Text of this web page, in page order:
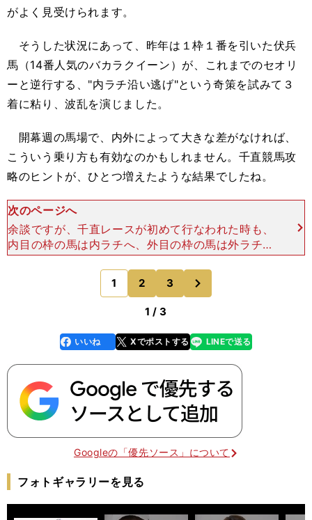
がよく見受けられます。
そうした状況にあって、昨年は１枠１番を引いた伏兵
馬（14番人気のバカラクイーン）が、これまでのセオリ
ーと逆行する、"内ラチ沿い逃げ"という奇策を試みて３
着に粘り、波乱を演じました。
開幕週の馬場で、内外によって大きな差がなければ、
こういう乗り方も有効なのかもしれません。千直競馬攻
略のヒントが、ひとつ増えたような結果でしたね。
次のページへ
余談ですが、千直レースが初めて行なわれた時も、
内目の枠の馬は内ラチへ、外目の枠の馬は外ラチへ
と、２つの小集団が形成される形でレースは展開さ
れました。２枠３番のセトブリッジに騎乗した僕
は、内でレースを運
1 2 3
1 / 3
faceboo
k
いいね Xでポストする
line LINEで送る
Googleの「優先ソース」について
フォトギャラリーを見る